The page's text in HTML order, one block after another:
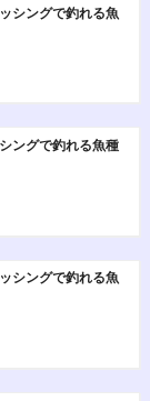
シングで釣れる魚
ングで釣れる魚種
シングで釣れる魚